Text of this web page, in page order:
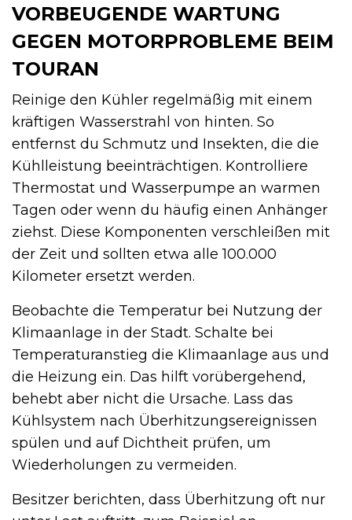
VORBEUGENDE WARTUNG
GEGEN MOTORPROBLEME BEIM
TOURAN
Reinige den Kühler regelmäßig mit einem
kräftigen Wasserstrahl von hinten. So
entfernst du Schmutz und Insekten, die die
Kühlleistung beeinträchtigen. Kontrolliere
Thermostat und Wasserpumpe an warmen
Tagen oder wenn du häufig einen Anhänger
ziehst. Diese Komponenten verschleißen mit
der Zeit und sollten etwa alle 100.000
Kilometer ersetzt werden.
Beobachte die Temperatur bei Nutzung der
Klimaanlage in der Stadt. Schalte bei
Temperaturanstieg die Klimaanlage aus und
die Heizung ein. Das hilft vorübergehend,
behebt aber nicht die Ursache. Lass das
Kühlsystem nach Überhitzungsereignissen
spülen und auf Dichtheit prüfen, um
Wiederholungen zu vermeiden.
Besitzer berichten, dass Überhitzung oft nur